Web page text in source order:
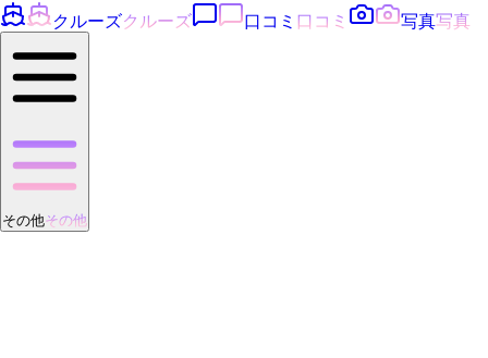
クルーズクルーズ 口コミ 口コミ 写真写真
その他その他